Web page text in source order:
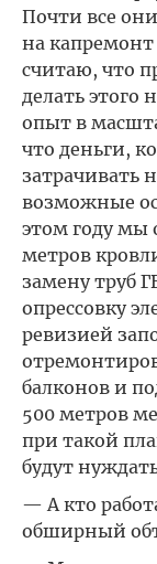
Почти все
на
считаю, что
делать этого
опыт в
что деньги,
затрачивать
возможные
этом году мы
метров
замену труб
опрессовку
ревизией
балконов и
500 метров
при такой
будут
— А кто
обширный